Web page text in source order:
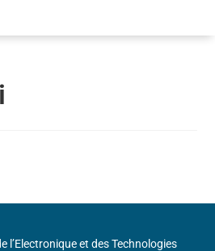
l’Electronique et des Technologies